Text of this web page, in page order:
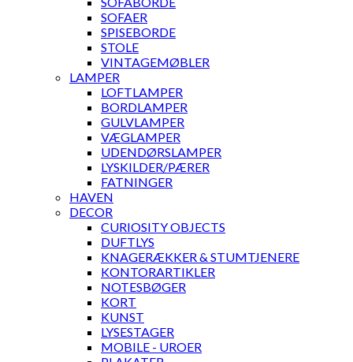
SOFAER
SPISEBORDE
STOLE
VINTAGEMØBLER
LAMPER
LOFTLAMPER
BORDLAMPER
GULVLAMPER
VÆGLAMPER
UDENDØRSLAMPER
LYSKILDER/PÆRER
FATNINGER
HAVEN
DECOR
CURIOSITY OBJECTS
DUFTLYS
KNAGERÆKKER & STUMTJENERE
KONTORARTIKLER
NOTESBØGER
KORT
KUNST
LYSESTAGER
MOBILE - UROER